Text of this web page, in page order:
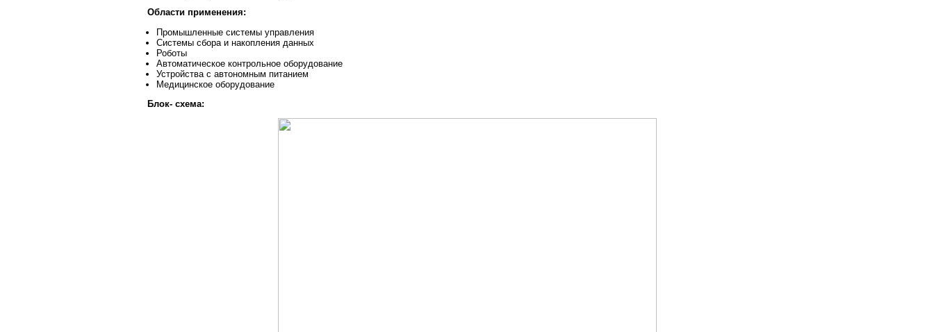
Области применения:
Промышленные системы управления
Системы сбора и накопления данных
Роботы
Автоматическое контрольное оборудование
Устройства с автономным питанием
Медицинское оборудование
Блок- схема: